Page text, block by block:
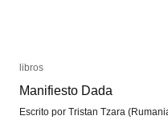
libros
Manifiesto Dada
Escrito por Tristan Tzara
libros
Manifiesto Dada